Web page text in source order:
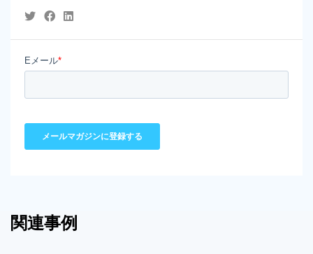
関連事例